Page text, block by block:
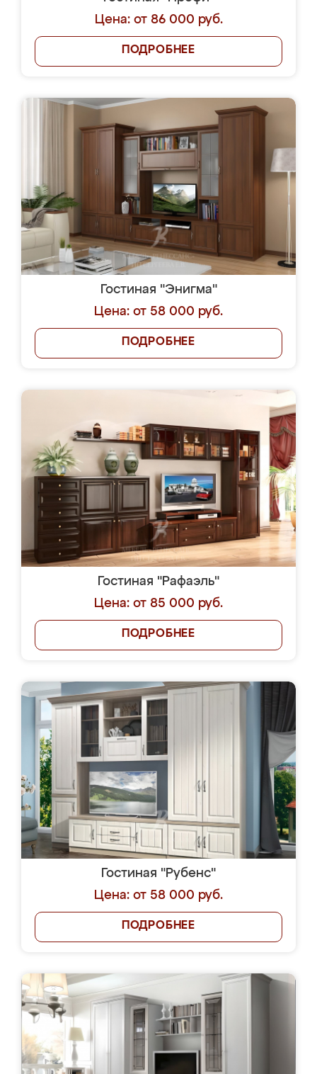
Цена: от 86 000 руб.
ПОДРОБНЕЕ
Гостиная "Энигма"
Цена: от 58 000 руб.
ПОДРОБНЕЕ
Гостиная "Рафаэль"
Цена: от 85 000 руб.
ПОДРОБНЕЕ
Гостиная "Рубенс"
Цена: от 58 000 руб.
ПОДРОБНЕЕ